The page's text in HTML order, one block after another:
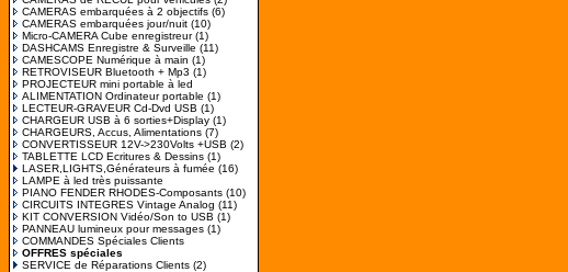
CAMERAS embarquées à 2 objectifs (6)
CAMERAS embarquées jour/nuit (10)
Micro-CAMERA Cube enregistreur(1)
DASHCAMS Enregistre & Surveille (11)
CAMESCOPE Numérique à main (1)
RETROVISEUR Bluetooth + Mp3 (1)
PROJECTEUR mini portable à led
ALIMENTATION Ordinateur portable (1)
LECTEUR-GRAVEUR Cd-Dvd USB (1)
CHARGEUR USB à 6 sorties+Display (1)
CHARGEURS, Accus, Alimentations (7)
CONVERTISSEUR 12V->230Volts +USB (2)
TABLETTE LCD Ecritures & Dessins (1)
LASER,LIGHTS,Générateurs à fumée (16)
LAMPE à led très puissante
PIANO FENDER RHODES-Composants (10)
CIRCUITS INTEGRES Vintage Analog (11)
KIT CONVERSION Vidéo/Son to USB (1)
PANNEAU lumineux pour messages (1)
COMMANDES Spéciales Clients
OFFRES spéciales
SERVICE de Réparations Clients (2)